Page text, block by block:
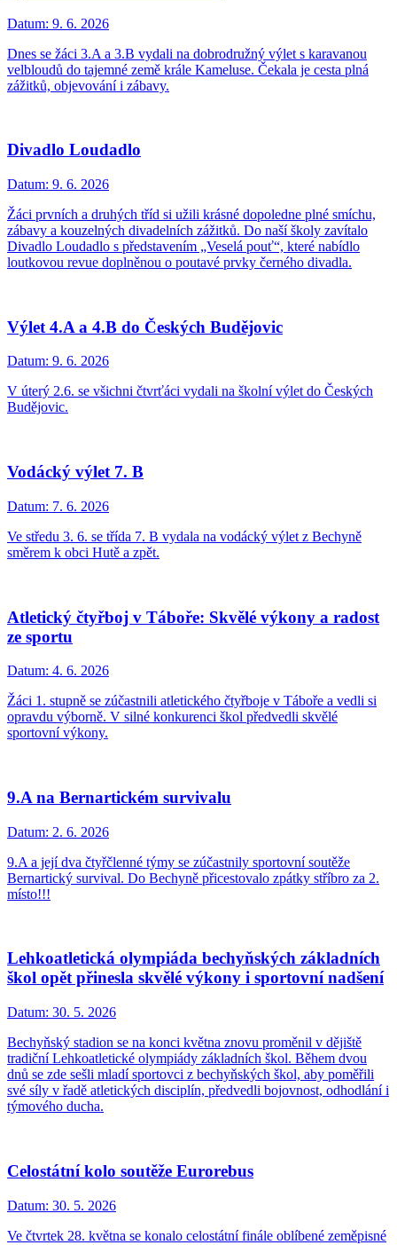
Datum: 9. 6. 2026
Dnes se žáci 3.A a 3.B vydali na dobrodružný výlet s karavanou
velbloudů do tajemné země krále Kameluse. Čekala je cesta plná
zážitků, objevování i zábavy.
Divadlo Loudadlo
Datum: 9. 6. 2026
Žáci prvních a druhých tříd si užili krásné dopoledne plné smíchu,
zábavy a kouzelných divadelních zážitků. Do naší školy zavítalo
Divadlo Loudadlo s představením „Veselá pouť“, které nabídlo
loutkovou revue doplněnou o poutavé prvky černého divadla.
Výlet 4.A a 4.B do Českých Budějovic
Datum: 9. 6. 2026
V úterý 2.6. se všichni čtvrťáci vydali na školní výlet do Českých
Budějovic.
Vodácký výlet 7. B
Datum: 7. 6. 2026
Ve středu 3. 6. se třída 7. B vydala na vodácký výlet z Bechyně
směrem k obci Hutě a zpět.
Atletický čtyřboj v Táboře: Skvělé výkony a radost
ze sportu
Datum: 4. 6. 2026
Žáci 1. stupně se zúčastnili atletického čtyřboje v Táboře a vedli si
opravdu výborně. V silné konkurenci škol předvedli skvělé
sportovní výkony.
9.A na Bernartickém survivalu
Datum: 2. 6. 2026
9.A a její dva čtyřčlenné týmy se zúčastnily sportovní soutěže
Bernartický survival. Do Bechyně přicestovalo zpátky stříbro za 2.
místo!!!
Lehkoatletická olympiáda bechyňských základních
škol opět přinesla skvělé výkony i sportovní nadšení
Datum: 30. 5. 2026
Bechyňský stadion se na konci května znovu proměnil v dějiště
tradiční Lehkoatletické olympiády základních škol. Během dvou
dnů se zde sešli mladí sportovci z bechyňských škol, aby poměřili
své síly v řadě atletických disciplín, předvedli bojovnost, odhodlání i
týmového ducha.
Celostátní kolo soutěže Eurorebus
Datum: 30. 5. 2026
Ve čtvrtek 28. května se konalo celostátní finále oblíbené zeměpisné